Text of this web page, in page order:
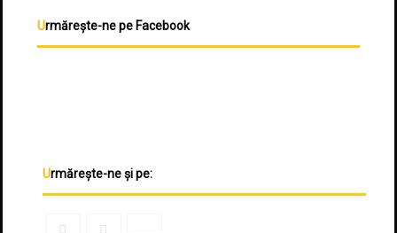
Urmărește-ne pe Facebook
Urmărește-ne și pe: